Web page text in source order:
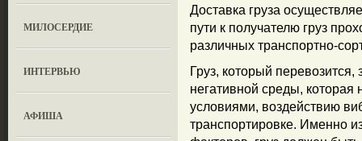
МИЛОСЕРДИЕ
ИНТЕРВЬЮ
АФИША
Доставка груза
пути к получателю груз
различных транспортно-
Груз, который
негативной среды,
условиями, воздействию
транспортировке. Именно